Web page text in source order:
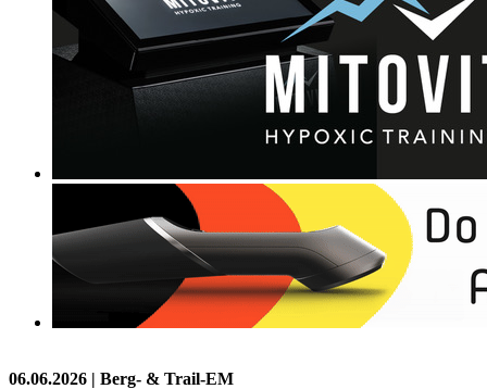
06.06.2026 | Berg- & Trail-EM